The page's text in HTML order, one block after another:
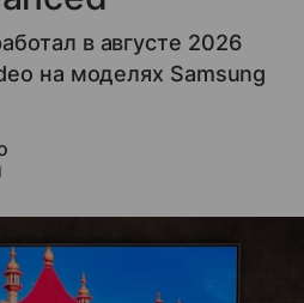
в августе 2026
на моделях Samsung